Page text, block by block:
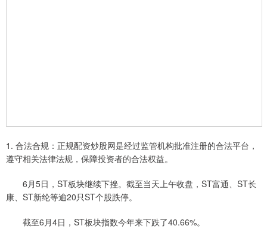
1. 合法合规：正规配资炒股网是经过监管机构批准注册的合法平台，
遵守相关法律法规，保障投资者的合法权益。
6月5日，ST板块继续下挫。截至当天上午收盘，ST富通、ST长
康、ST新纶等逾20只ST个股跌停。
截至6月4日，ST板块指数今年来下跌了40.66%。